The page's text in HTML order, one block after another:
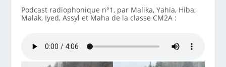
Podcast radiophonique n°1, par Malika, Yahia, Hiba,
Malak, Iyed, Assyl et Maha de la classe CM2A :